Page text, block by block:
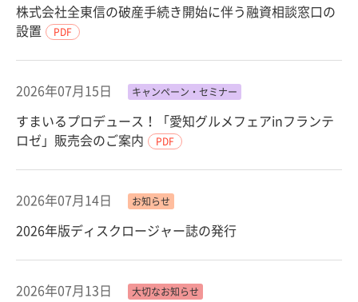
株式会社全東信の破産手続き開始に伴う融資相談窓口の
設置
PDF
2026年07月15日 キャンペーン・セミナー
すまいるプロデュース！「愛知グルメフェアinフランテ
ロゼ」販売会のご案内
PDF
2026年07月14日 お知らせ
2026年版ディスクロージャー誌の発行
2026年07月13日 大切なお知らせ